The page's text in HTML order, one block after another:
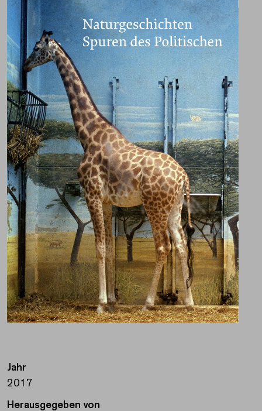
Jahr
2017
Herausgegeben von